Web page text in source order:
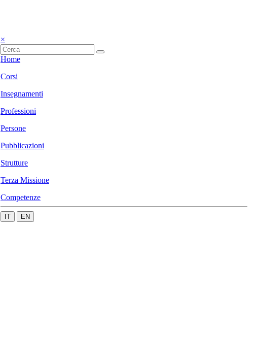
×
Home
Corsi
Insegnamenti
Professioni
Persone
Pubblicazioni
Strutture
Terza Missione
Competenze
IT EN